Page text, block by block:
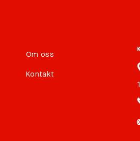
Om oss
Kontakt